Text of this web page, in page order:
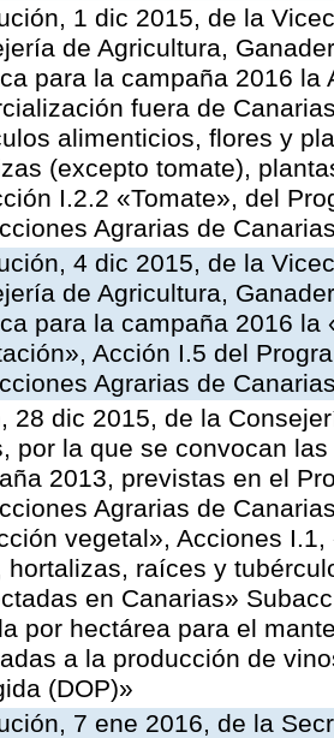
1 dic 2015, de la
de Agricultura,
para la campaña 2016 la
fuera de
alimenticios, flores y
(excepto tomate),
I.2.2 «Tomate», del
Agrarias de
4 dic 2015, de la
de Agricultura,
para la campaña 2016
Acción I.5 del
Agrarias de
28 dic 2015, de la
por la que se convocan
2013, previstas en el
Agrarias de
vegetal», Acciones
hortalizas, raíces y
en Canarias»
por hectárea para el
a la producción de
(DOP)»
7 ene 2016, de la